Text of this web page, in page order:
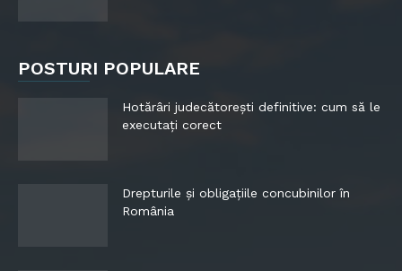
POSTURI POPULARE
Hotărâri judecătorești definitive: cum să le
executați corect
Drepturile și obligațiile concubinilor în
România